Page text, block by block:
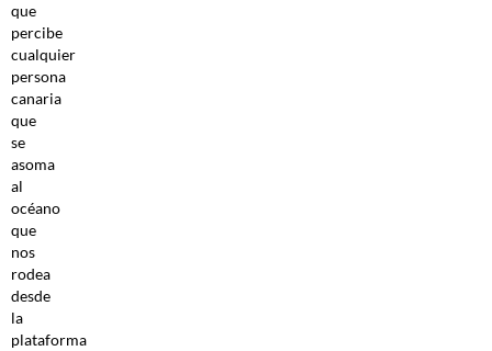
que
percibe
cualquier
persona
canaria
que
se
asoma
al
océano
que
nos
rodea
desde
la
plataforma